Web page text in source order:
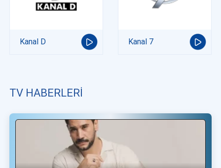
Kanal D Kanal 7
TV HABERLERI